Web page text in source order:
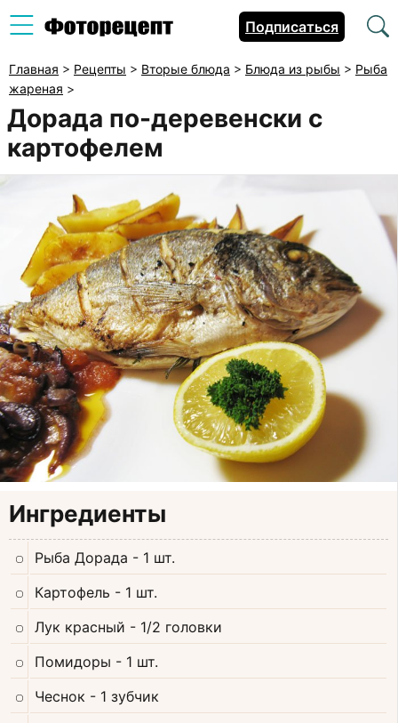
Подписаться
Главная > Рецепты > Вторые блюда > Блюда из рыбы > Рыба
жареная >
Дорада по-деревенски с
картофелем
Ингредиенты
Рыба Дорада - 1 шт.
Картофель - 1 шт.
Лук красный - 1/2 головки
Помидоры - 1 шт.
Чеснок - 1 зубчик